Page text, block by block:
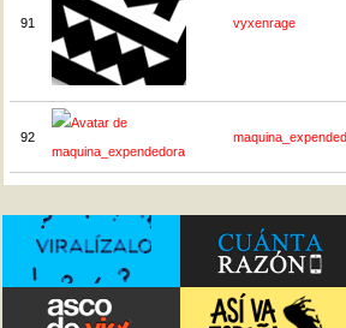
91 vyxenrage
92